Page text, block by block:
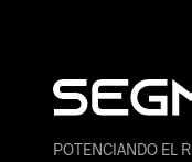
POTENCIANDO EL